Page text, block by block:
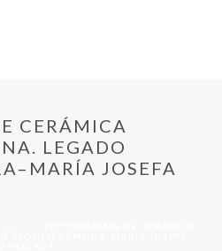
CERÁMICA
LEGADO
JOSEFA